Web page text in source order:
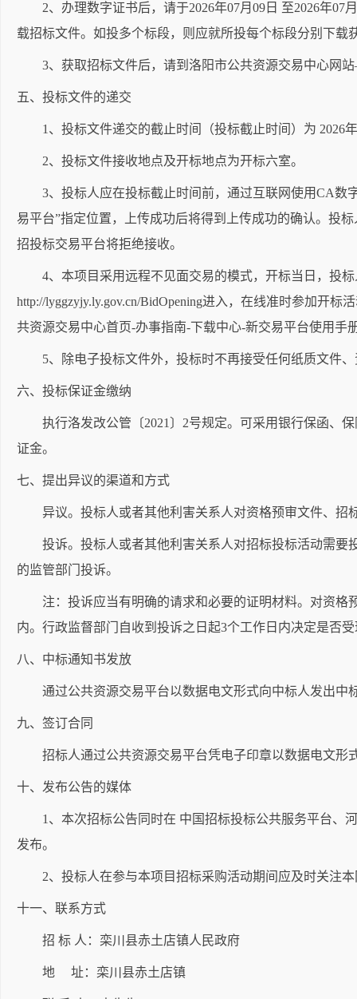
2、办理数字证书后，请于2026年07月09日 至2026年07月
载招标文件。如投多个标段，则应就所投每个标段分别下
3、获取招标文件后，请到洛阳市公共资源交易中心网站
五、投标文件的递交
1、投标文件递交的截止时间（投标截止时间）为 2026年
2、投标文件接收地点及开标地点为开标六室。
3、投标人应在投标截止时间前，通过互联网使用CA数
易平台”指定位置，上传成功后将得到上传成功的确认。投
招投标交易平台将拒绝接收。
4、本项目采用远程不见面交易的模式，开标当日，投标
http://lyggzyjy.ly.gov.cn/BidOpening进入，在线准时参加开
共资源交易中心首页-办事指南-下载中心-新交易平台使用手
5、除电子投标文件外，投标时不再接受任何纸质文件、
六、投标保证金缴纳
执行洛发改公管〔2021〕2号规定。可采用银行保函、保
证金。
七、提出异议的渠道和方式
异议。投标人或者其他利害关系人对资格预审文件、招
投诉。投标人或者其他利害关系人对招标投标活动需要
的监管部门投诉。
注：投诉应当有明确的请求和必要的证明材料。对资格
内。行政监督部门自收到投诉之日起3个工作日内决定是否
八、中标通知书发放
通过公共资源交易平台以数据电文形式向中标人发出中
九、签订合同
招标人通过公共资源交易平台凭电子印章以数据电文形
十、发布公告的媒体
1、本次招标公告同时在 中国招标投标公共服务平台、河
发布。
2、投标人在参与本项目招标采购活动期间应及时关注本
十一、联系方式
招 标 人：栾川县赤土店镇人民政府
地 址：栾川县赤土店镇